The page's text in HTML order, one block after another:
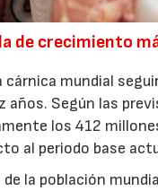
de crecimiento
cárnica mundial
años. Según las
los 412
al periodo base
de la población